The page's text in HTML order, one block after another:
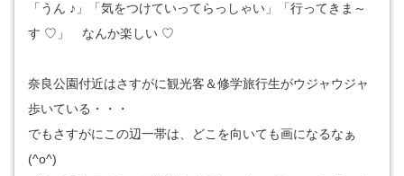
「うん ♪」「気をつけていってらっしゃい」「行ってきま～
す ♡」 なんか楽しい ♡
奈良公園付近はさすがに観光客＆修学旅行生がウジャウジャ
歩いている・・・
でもさすがにこの辺一帯は、どこを向いても画になるなぁ
(^o^)